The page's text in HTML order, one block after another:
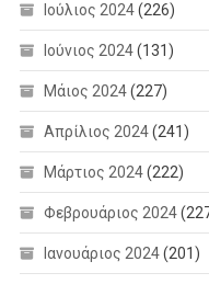
Ιούλιος 2024(226)
Ιούνιος 2024(131)
Μάιος 2024(227)
Απρίλιος 2024(241)
Μάρτιος 2024(222)
Φεβρουάριος 2024
Ιανουάριος 2024(201)